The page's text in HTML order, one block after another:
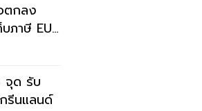
ตกลง
ภาษี EU
จุด รับ
รีนแลนด์